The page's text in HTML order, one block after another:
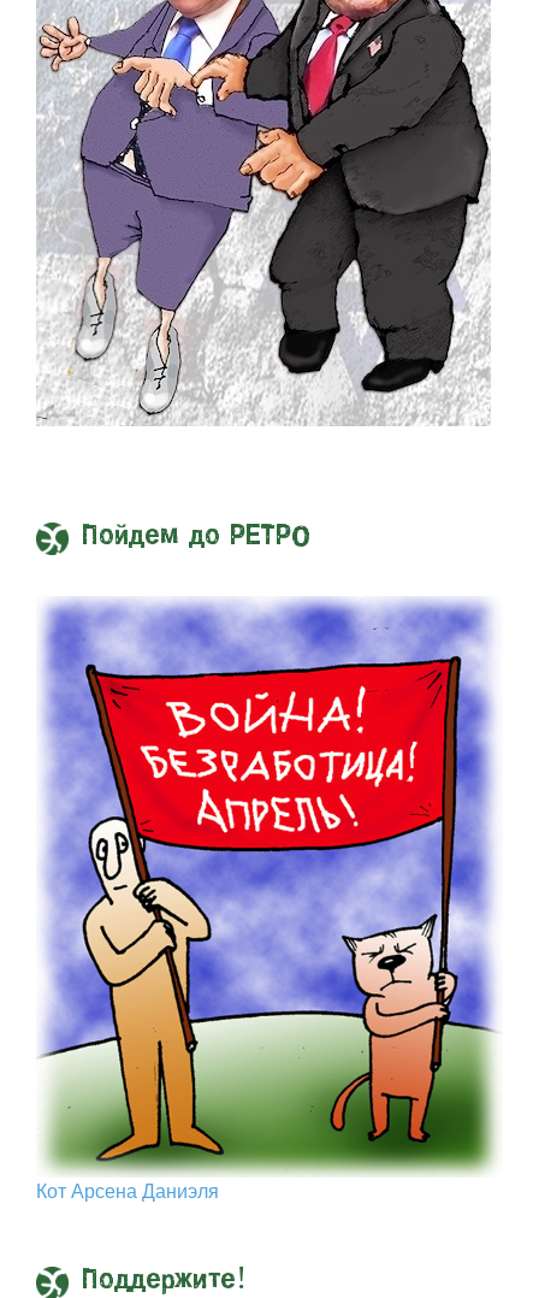
Пойдем до РЕТРО
Кот Арcена Даниэля
Поддержите!